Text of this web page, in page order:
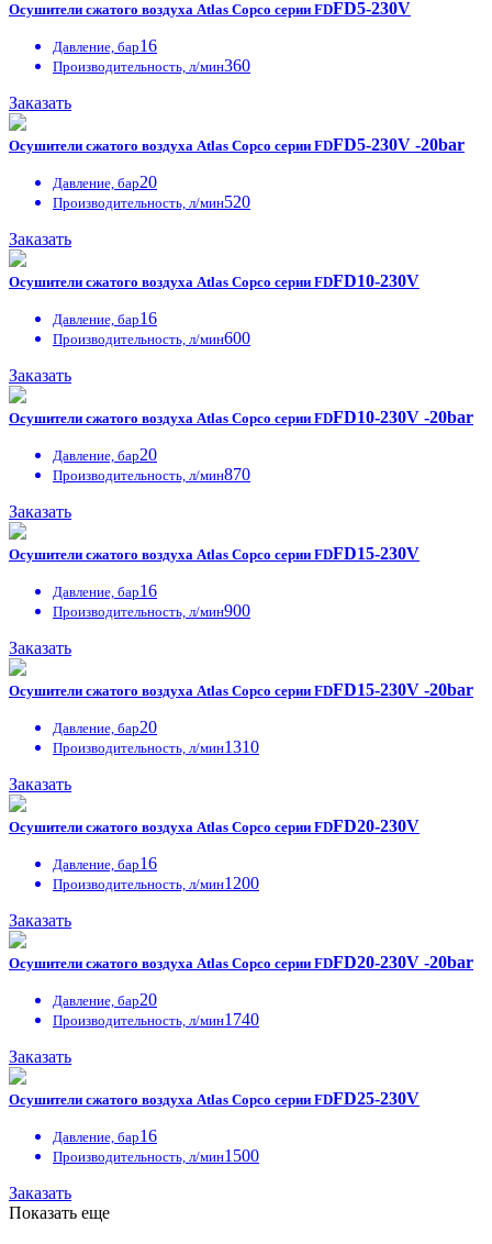
Осушители сжатого воздуха Atlas Copco серии FDFD5-230V
Давление, бар16
Производительность, л/мин360
Заказать
Осушители сжатого воздуха Atlas Copco серии FDFD5-230V -20bar
Давление, бар20
Производительность, л/мин520
Заказать
Осушители сжатого воздуха Atlas Copco серии FDFD10-230V
Давление, бар16
Производительность, л/мин600
Заказать
Осушители сжатого воздуха Atlas Copco серии FDFD10-230V -20bar
Давление, бар20
Производительность, л/мин870
Заказать
Осушители сжатого воздуха Atlas Copco серии FDFD15-230V
Давление, бар16
Производительность, л/мин900
Заказать
Осушители сжатого воздуха Atlas Copco серии FDFD15-230V -20bar
Давление, бар20
Производительность, л/мин1310
Заказать
Осушители сжатого воздуха Atlas Copco серии FDFD20-230V
Давление, бар16
Производительность, л/мин1200
Заказать
Осушители сжатого воздуха Atlas Copco серии FDFD20-230V -20bar
Давление, бар20
Производительность, л/мин1740
Заказать
Осушители сжатого воздуха Atlas Copco серии FDFD25-230V
Давление, бар16
Производительность, л/мин1500
Заказать
Показать еще